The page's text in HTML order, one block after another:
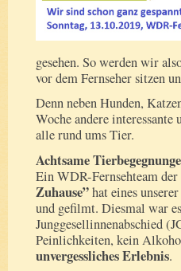
gesehen. So werden wir
vor dem Fernseher sitzen
Denn neben Hunden,
Woche andere interessante
alle rund ums Tier.
Achtsame
Ein WDR-Fernsehteam
Zuhause”hat eines
und gefilmt. Diesmal war
Junggesellinnenabschied
Peinlichkeiten, kein
unvergessliches Erlebnis.